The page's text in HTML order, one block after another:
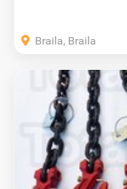
Braila, Braila